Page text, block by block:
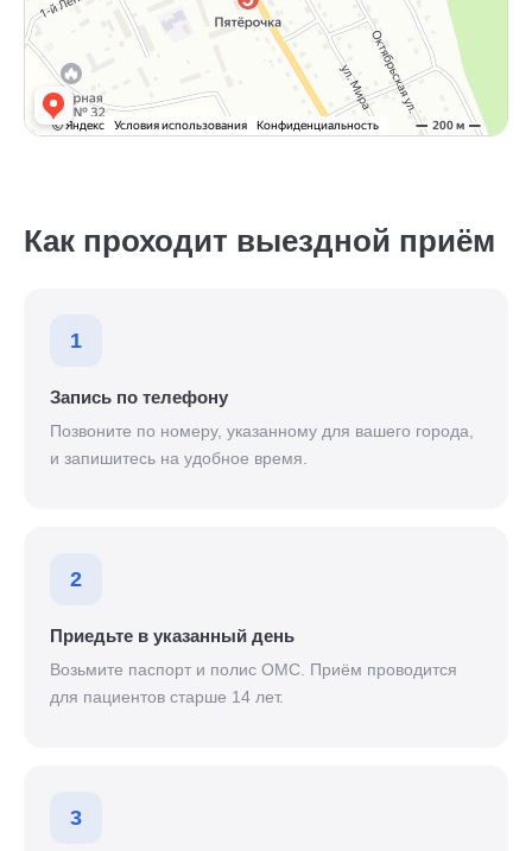
Как проходит выездной приём
1
Запись по телефону
Позвоните по номеру, указанному для вашего города,
и запишитесь на удобное время.
2
Приедьте в указанный день
Возьмите паспорт и полис ОМС. Приём проводится
для пациентов старше 14 лет.
3